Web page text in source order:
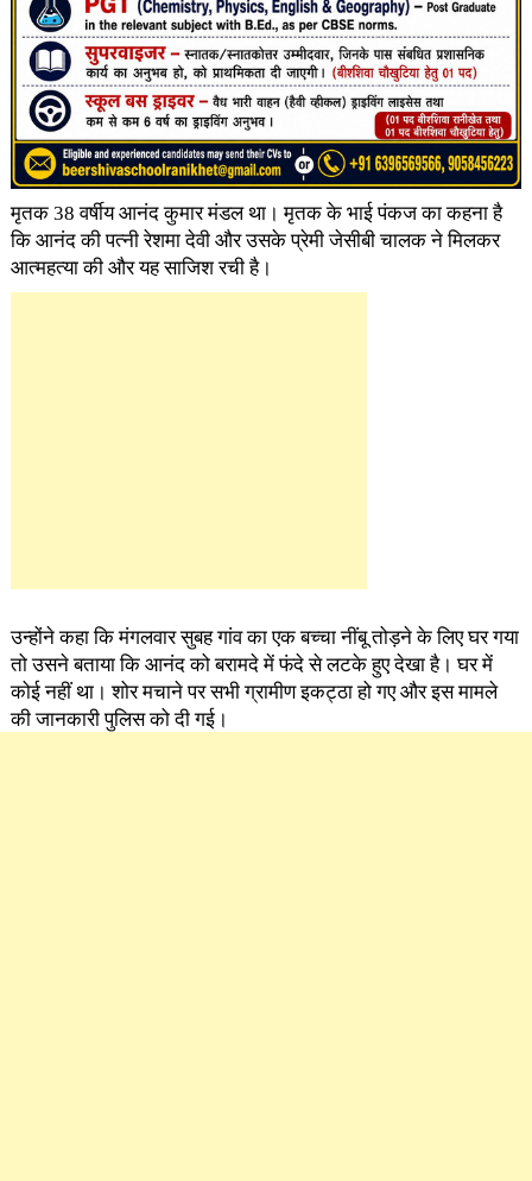
मृतक 38 वर्षीय आनंद कुमार मंडल था। मृतक के भाई पंकज का कहना है
कि आनंद की पत्नी रेशमा देवी और उसके प्रेमी जेसीबी चालक ने मिलकर
आत्महत्या की और यह साजिश रची है।
उन्होंने कहा कि मंगलवार सुबह गांव का एक बच्चा नींबू तोड़ने के लिए घर गया
तो उसने बताया कि आनंद को बरामदे में फंदे से लटके हुए देखा है। घर में
कोई नहीं था। शोर मचाने पर सभी ग्रामीण इकट्ठा हो गए और इस मामले
की जानकारी पुलिस को दी गई।